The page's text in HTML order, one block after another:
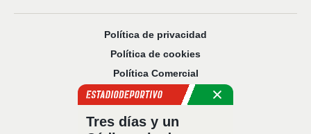
Política de privacidad
Política de cookies
Política Comercial
Aviso legal
Sobre nosotros
Tres días y un